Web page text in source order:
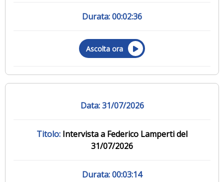
00:02:36
Ascolta ora
31/07/2026
Intervista a Federico Lamperti del
31/07/2026
00:03:14